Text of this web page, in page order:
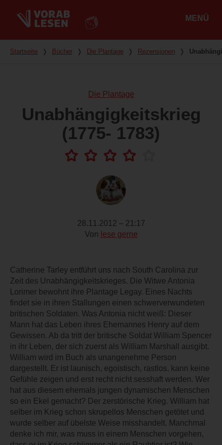
MENÜ
Du bist hier
Startseite ❭ Bücher ❭ Die Plantage ❭ Rezensionen ❭
Die Plantage
Unabhängigkeitskrieg
(1775- 1783)
28.11.2012 – 21:17
Von lese gerne
Catherine Tarley entführt uns nach South Carolina zur
Zeit des Unabhängigkeitskrieges. Die Witwe Antonia
Lorimer bewohnt ihre Plantage Legay. Eines Nachts
findet sie in ihren Stallungen einen schwerverwundeten
britischen Soldaten. Was Antonia nicht weiß: Dieser
Mann hat das Leben ihres Ehemannes Henry auf dem
Gewissen. Ab da tritt der britische Soldat William Spencer
in ihr Leben, der sich zuerst als William Marshall ausgibt.
William wird im Buch als unangenehme Person
dargestellt. Er ist launisch, egoistisch, rastlos, kann keine
Gefühle zeigen und erst recht nicht sesshaft werden. Wer
hat aus diesem ehemals jungen dynamischen Menschen
so ein Ekel gemacht? Der zerstörische Krieg. William hat
selber im Krieg schon skrupellos Menschen getötet und
wurde selber auf übelste Weise misshandelt. Manchmal
denke ich mir, was muss in einem Menschen vorgehen,